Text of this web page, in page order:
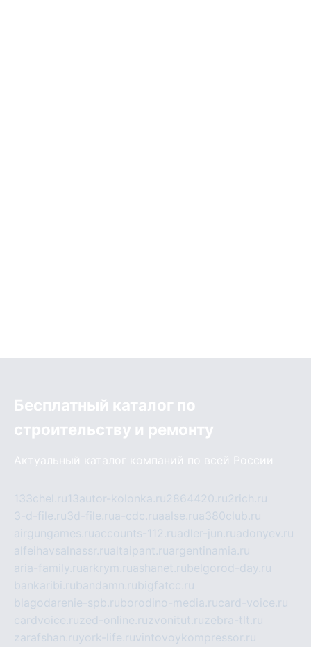
Бесплатный каталог по
строительству и ремонту
Актуальный каталог компаний по всей России
133chel.ru13autor-kolonka.ru2864420.ru2rich.ru
3-d-file.ru3d-file.rua-cdc.ruaalse.rua380club.ru
airgungames.ruaccounts-112.ruadler-jun.ruadonyev.ru
alfeihavsalnassr.rualtaipant.ruargentinamia.ru
aria-family.ruarkrym.ruashanet.rubelgorod-day.ru
bankaribi.rubandamn.rubigfatcc.ru
blagodarenie-spb.ruborodino-media.rucard-voice.ru
cardvoice.ruzed-online.ruzvonitut.ruzebra-tlt.ru
zarafshan.ruyork-life.ruvintovoykompressor.ru